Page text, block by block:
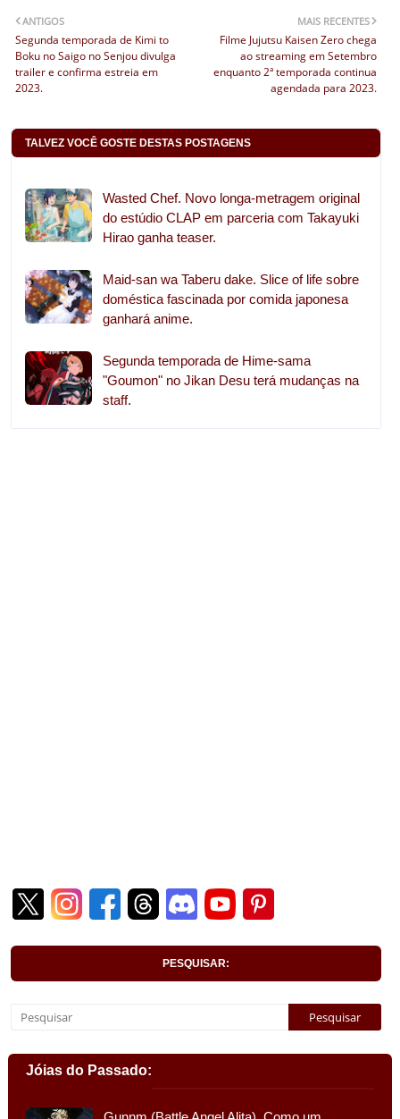
MAIS RECENTES
Filme Jujutsu Kaisen Zero chega
ao streaming em Setembro
enquanto 2ª temporada continua
agendada para 2023.
ANTIGOS
Segunda temporada de Kimi to
Boku no Saigo no Senjou divulga
trailer e confirma estreia em
2023.
TALVEZ VOCÊ GOSTE DESTAS POSTAGENS
Wasted Chef. Novo longa-metragem original
do estúdio CLAP em parceria com Takayuki
Hirao ganha teaser.
Maid-san wa Taberu dake. Slice of life sobre
doméstica fascinada por comida japonesa
ganhará anime.
Segunda temporada de Hime-sama
"Goumon" no Jikan Desu terá mudanças na
staff.
PESQUISAR:
Jóias do Passado: